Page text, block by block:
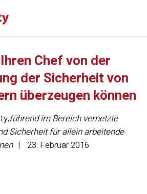
Chef von der
der Sicherheit von
überzeugen können
,führend im Bereich vernetzte
Sicherheit für allein arbeitende
23. Februar 2016